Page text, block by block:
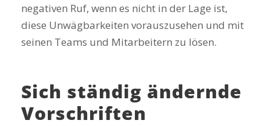
negativen Ruf, wenn es nicht in der Lage ist,
diese Unwägbarkeiten vorauszusehen und mit
seinen Teams und Mitarbeitern zu lösen.
Sich ständig ändernde
Vorschriften